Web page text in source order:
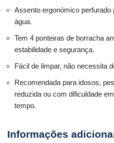
Assento ergonómico
água.
Tem 4 ponteiras de borracha
estabilidade e segurança.
Fácil de limpar, não necessita
Recomendada para idosos,
reduzida ou com dificuldade
tempo.